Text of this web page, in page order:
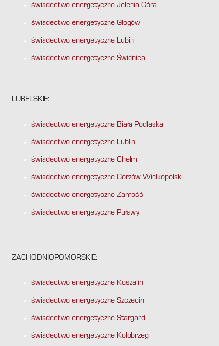
świadectwo energetyczne Jelenia Góra
świadectwo energetyczne Głogów
świadectwo energetyczne Lubin
świadectwo energetyczne Świdnica
LUBELSKIE:
świadectwo energetyczne Biała Podlaska
świadectwo energetyczne Lublin
świadectwo energetyczne Chełm
świadectwo energetyczne Gorzów Wielkopolski
świadectwo energetyczne Zamość
świadectwo energetyczne Puławy
ZACHODNIOPOMORSKIE:
świadectwo energetyczne Koszalin
świadectwo energetyczne Szczecin
świadectwo energetyczne Stargard
świadectwo energetyczne Kołobrzeg